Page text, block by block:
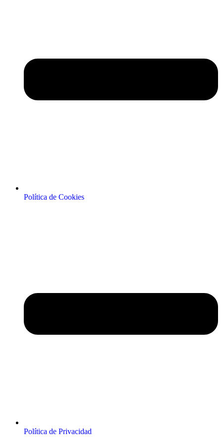
Política de Cookies
Política de Privacidad